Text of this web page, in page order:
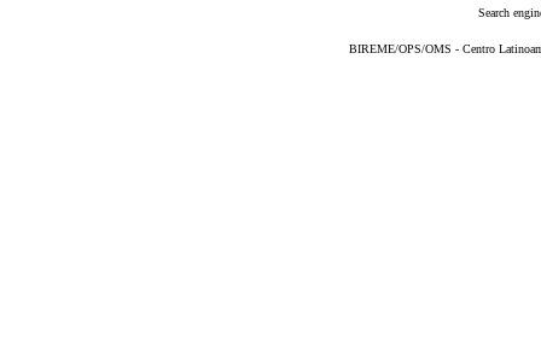
Search
BIREME/OPS/OMS - Centro